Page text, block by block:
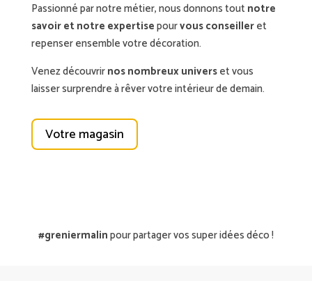
Passionné par notre métier, nous donnons tout notre
savoir et notre expertisepourvous conseilleret
repenser ensemble votre décoration.
Venez découvrirnos nombreux universet vous
laisser surprendre à rêver votre intérieur de demain.
Votre magasin
#greniermalinpour partager vos super idées déco !